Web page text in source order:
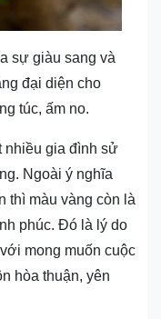
sự giàu sang và
đại diện cho
túc, ấm no.
nhiều gia đình sử
Ngoài ý nghĩa
thì màu vàng còn là
phúc. Đó là lý do
mong muốn cuộc
hòa thuận, yên